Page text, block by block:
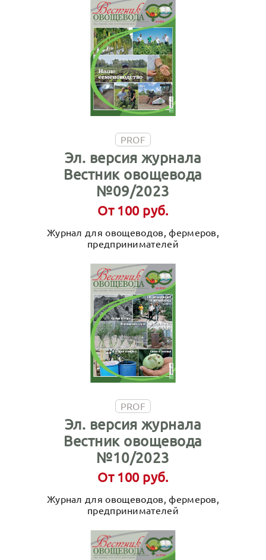
PROF
Эл. версия журнала
Вестник овощевода
№09/2023
От 100 руб.
Журнал для овощеводов, фермеров,
предпринимателей
PROF
Эл. версия журнала
Вестник овощевода
№10/2023
От 100 руб.
Журнал для овощеводов, фермеров,
предпринимателей